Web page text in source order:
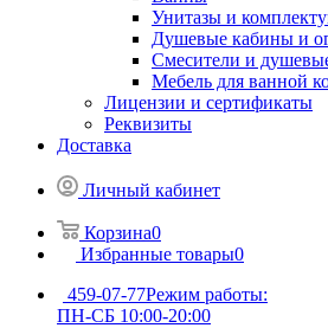
Унитазы и
Душевые кабины и
Смесители и
Мебель для ванной
Лицензии и сертификаты
Реквизиты
Доставка
Личный кабинет
Корзина0
Избранные товары0
459-07-77Режим работы:
ПН-СБ 10:00-20:00